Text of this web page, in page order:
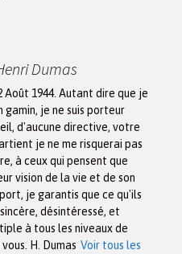
Dumas
Août 1944. Autant dire que je
gamin, je ne suis porteur
d'aucune directive, votre
je ne me risquerai pas
à ceux qui pensent que
vision de la vie et de son
je garantis que ce qu'ils
désintéressé, et
à tous les niveaux de
H. Dumas Voir tous les